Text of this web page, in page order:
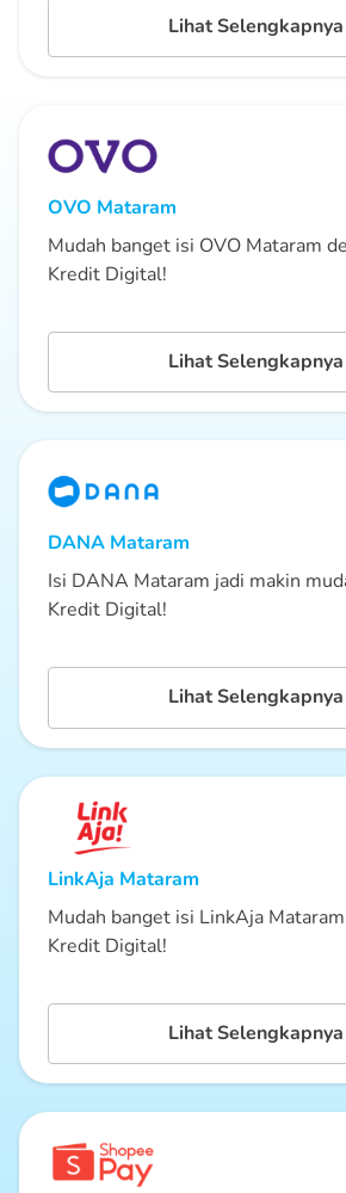
Lihat Selengkapnya
OVO Mataram
Mudah banget isi OVO Mataram
Kredit Digital!
Lihat Selengkapnya
DANA Mataram
Isi DANA Mataram jadi makin
Kredit Digital!
Lihat Selengkapnya
LinkAja Mataram
Mudah banget isi LinkAja
Kredit Digital!
Lihat Selengkapnya